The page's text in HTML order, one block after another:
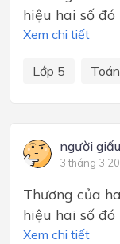
hiệu hai số đó
Xem chi tiết
Lớp 5 Toán
người
3 tháng 3
Thương của
hiệu hai số đó
Xem chi tiết